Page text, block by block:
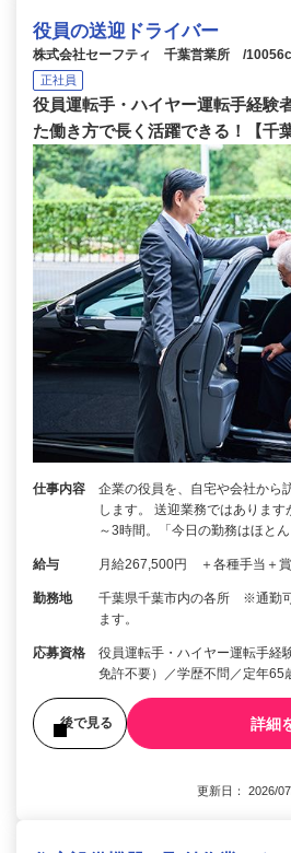
役員の送迎ドライバー
株式会社セーフティ 千葉営業所 /
正社員
役員運転手・ハイヤー運転手経験
た働き方で長く活躍できる！【千
仕事内容
企業の役員を、自宅や会社から
します。 送迎業務ではありま
～3時間。「今日の勤務はほと
給与 月給267,500円 ＋各種手当＋
勤務地
千葉県千葉市内の各所 ※通勤
ます。
応募資格
役員運転手・ハイヤー運転手経
免許不要）／学歴不問／定年65
後で見る 詳細
更新日： 2026/